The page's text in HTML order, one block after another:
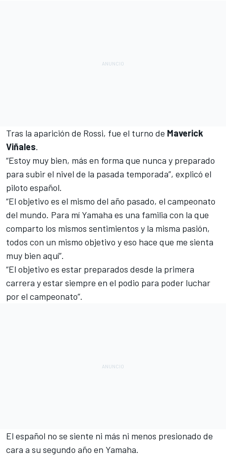
Tras la aparición de Rossi, fue el turno de Maverick
Viñales.
“Estoy muy bien, más en forma que nunca y preparado
para subir el nivel de la pasada temporada”, explicó el
piloto español.
“El objetivo es el mismo del año pasado, el campeonato
del mundo. Para mí Yamaha es una familia con la que
comparto los mismos sentimientos y la misma pasión,
todos con un mismo objetivo y eso hace que me sienta
muy bien aquí”.
“El objetivo es estar preparados desde la primera
carrera y estar siempre en el podio para poder luchar
por el campeonato”.
El español no se siente ni más ni menos presionado de
cara a su segundo año en Yamaha.